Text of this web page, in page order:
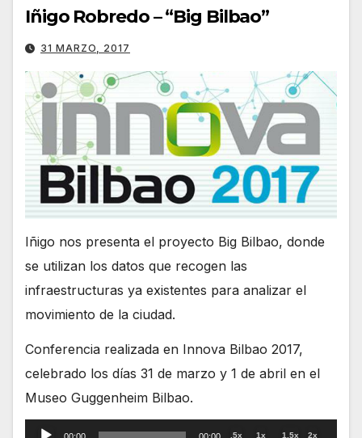
Iñigo Robredo – “Big Bilbao”
31 MARZO, 2017
Iñigo nos presenta el proyecto Big Bilbao, donde
se utilizan los datos que recogen las
infraestructuras ya existentes para analizar el
movimiento de la ciudad.
Conferencia realizada en Innova Bilbao 2017,
celebrado los días 31 de marzo y 1 de abril en el
Museo Guggenheim Bilbao.
Reproductor
.5x 1x 1.5x 2x